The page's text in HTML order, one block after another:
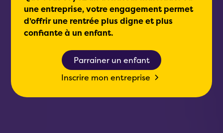
une entreprise, votre engagement permet
d’offrir une rentrée plus digne et plus
confiante à un enfant.
Parrainer un enfant
Inscrire mon entreprise